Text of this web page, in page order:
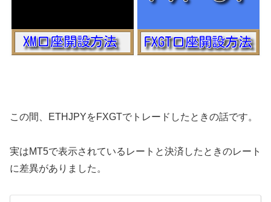
この間、ETHJPYをFXGTでトレードしたときの話です。
実はMT5で表示されているレートと決済したときのレート
に差異がありました。